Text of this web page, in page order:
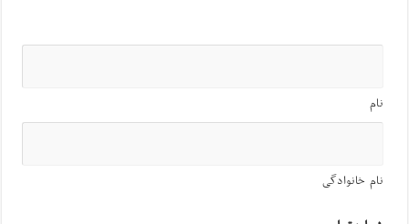
نام
نام خانوادگی